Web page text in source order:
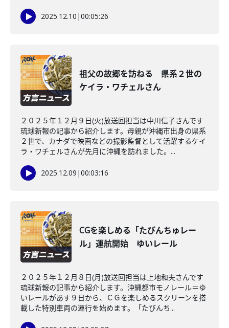
2025.12.10 |00:05:26
祖父の故郷を訪ねる 県系２世の
ケイラ・ワチェルさん
２０２５年１２月９日(火)放送回担当は中川信子さんです
琉球新報の記事から紹介します。母親が沖縄市出身の県系
２世で、カナダで映画などの撮影監督として活躍するケイ
ラ・ワチェルさんが先月に沖縄を訪れました。...
2025.12.09 |00:03:16
CGを楽しめる「たびんちゅレー
ル」運航開始 ゆいレール
２０２５年１２月８日(月)放送回担当は上地和夫さんです
琉球新報の記事から紹介します。沖縄都市モノレール＝ゆ
いレールがあす９日から、ＣＧを楽しめるスクリーンを搭
載した特別車両の運行を始めます。「たびんち...